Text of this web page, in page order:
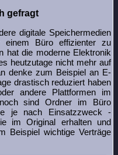
gefragt
digitale Speichermedien
einem Büro effizienter zu
hat die moderne Elektronik
heutzutage nicht mehr auf
denke zum Beispiel an E-
drastisch reduziert haben
andere Plattformen im
sind Ordner im Büro
je nach Einsatzzweck -
im Original erhalten und
Beispiel wichtige Verträge